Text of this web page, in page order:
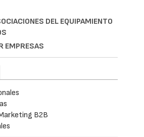
DEL EQUIPAMIENTO
EMPRESAS
B2B